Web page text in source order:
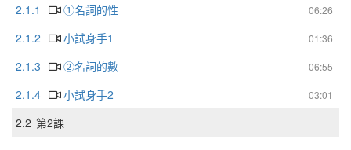
2.1.1 06:26
①名詞的性
2.1.2
01:36
小試身手1
2.1.3
06:55
②名詞的數
2.1.4
03:01
小試身手2
2.2 第2課